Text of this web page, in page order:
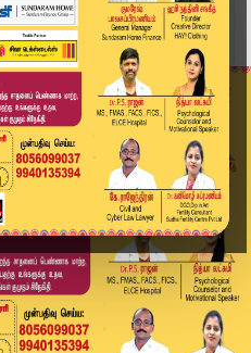
3- 2026 | விரைவுச் செய்...